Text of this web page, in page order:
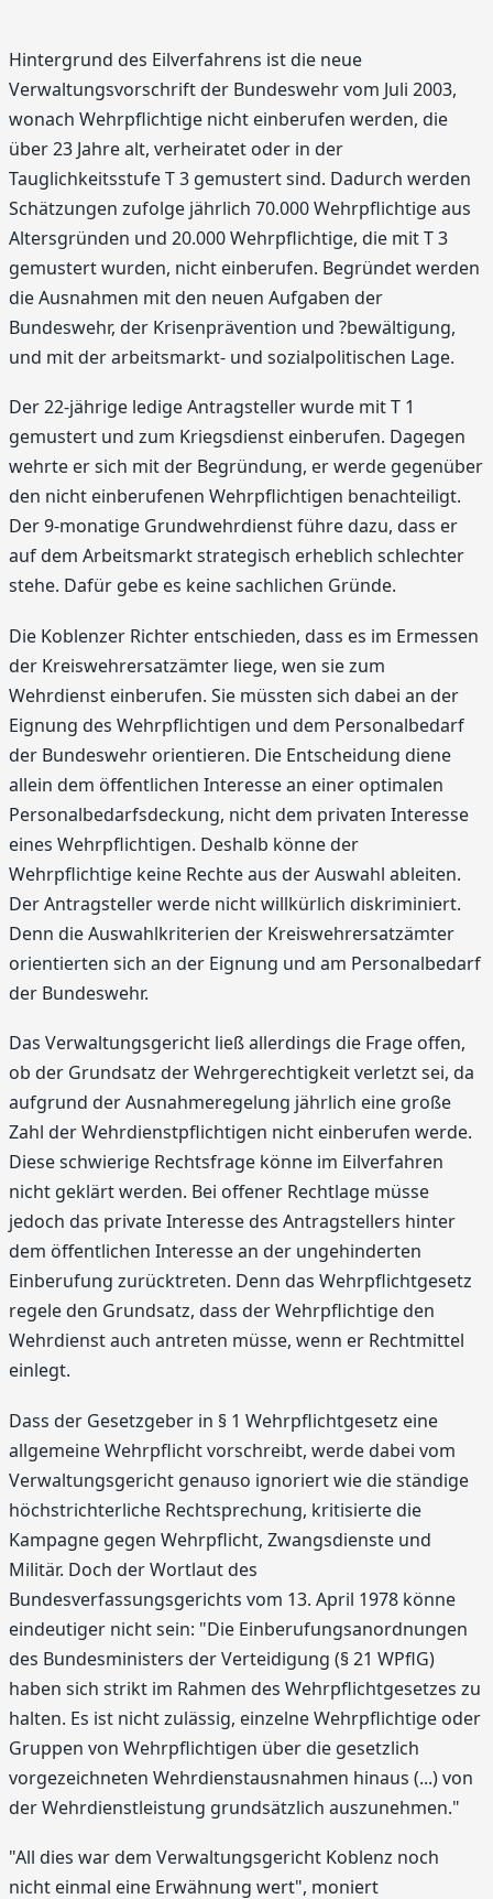
Hintergrund des Eilverfahrens ist die neue
Verwaltungsvorschrift der Bundeswehr vom Juli 2003,
wonach Wehrpflichtige nicht einberufen werden, die
über 23 Jahre alt, verheiratet oder in der
Tauglichkeitsstufe T 3 gemustert sind. Dadurch werden
Schätzungen zufolge jährlich 70.000 Wehrpflichtige aus
Altersgründen und 20.000 Wehrpflichtige, die mit T 3
gemustert wurden, nicht einberufen. Begründet werden
die Ausnahmen mit den neuen Aufgaben der
Bundeswehr, der Krisenprävention und ?bewältigung,
und mit der arbeitsmarkt- und sozialpolitischen Lage.
Der 22-jährige ledige Antragsteller wurde mit T 1
gemustert und zum Kriegsdienst einberufen. Dagegen
wehrte er sich mit der Begründung, er werde gegenüber
den nicht einberufenen Wehrpflichtigen benachteiligt.
Der 9-monatige Grundwehrdienst führe dazu, dass er
auf dem Arbeitsmarkt strategisch erheblich schlechter
stehe. Dafür gebe es keine sachlichen Gründe.
Die Koblenzer Richter entschieden, dass es im Ermessen
der Kreiswehrersatzämter liege, wen sie zum
Wehrdienst einberufen. Sie müssten sich dabei an der
Eignung des Wehrpflichtigen und dem Personalbedarf
der Bundeswehr orientieren. Die Entscheidung diene
allein dem öffentlichen Interesse an einer optimalen
Personalbedarfsdeckung, nicht dem privaten Interesse
eines Wehrpflichtigen. Deshalb könne der
Wehrpflichtige keine Rechte aus der Auswahl ableiten.
Der Antragsteller werde nicht willkürlich diskriminiert.
Denn die Auswahlkriterien der Kreiswehrersatzämter
orientierten sich an der Eignung und am Personalbedarf
der Bundeswehr.
Das Verwaltungsgericht ließ allerdings die Frage offen,
ob der Grundsatz der Wehrgerechtigkeit verletzt sei, da
aufgrund der Ausnahmeregelung jährlich eine große
Zahl der Wehrdienstpflichtigen nicht einberufen werde.
Diese schwierige Rechtsfrage könne im Eilverfahren
nicht geklärt werden. Bei offener Rechtlage müsse
jedoch das private Interesse des Antragstellers hinter
dem öffentlichen Interesse an der ungehinderten
Einberufung zurücktreten. Denn das Wehrpflichtgesetz
regele den Grundsatz, dass der Wehrpflichtige den
Wehrdienst auch antreten müsse, wenn er Rechtmittel
einlegt.
Dass der Gesetzgeber in § 1 Wehrpflichtgesetz eine
allgemeine Wehrpflicht vorschreibt, werde dabei vom
Verwaltungsgericht genauso ignoriert wie die ständige
höchstrichterliche Rechtsprechung, kritisierte die
Kampagne gegen Wehrpflicht, Zwangsdienste und
Militär. Doch der Wortlaut des
Bundesverfassungsgerichts vom 13. April 1978 könne
eindeutiger nicht sein: "Die Einberufungsanordnungen
des Bundesministers der Verteidigung (§ 21 WPflG)
haben sich strikt im Rahmen des Wehrpflichtgesetzes zu
halten. Es ist nicht zulässig, einzelne Wehrpflichtige oder
Gruppen von Wehrpflichtigen über die gesetzlich
vorgezeichneten Wehrdienstausnahmen hinaus (...) von
der Wehrdienstleistung grundsätzlich auszunehmen."
"All dies war dem Verwaltungsgericht Koblenz noch
nicht einmal eine Erwähnung wert", moniert